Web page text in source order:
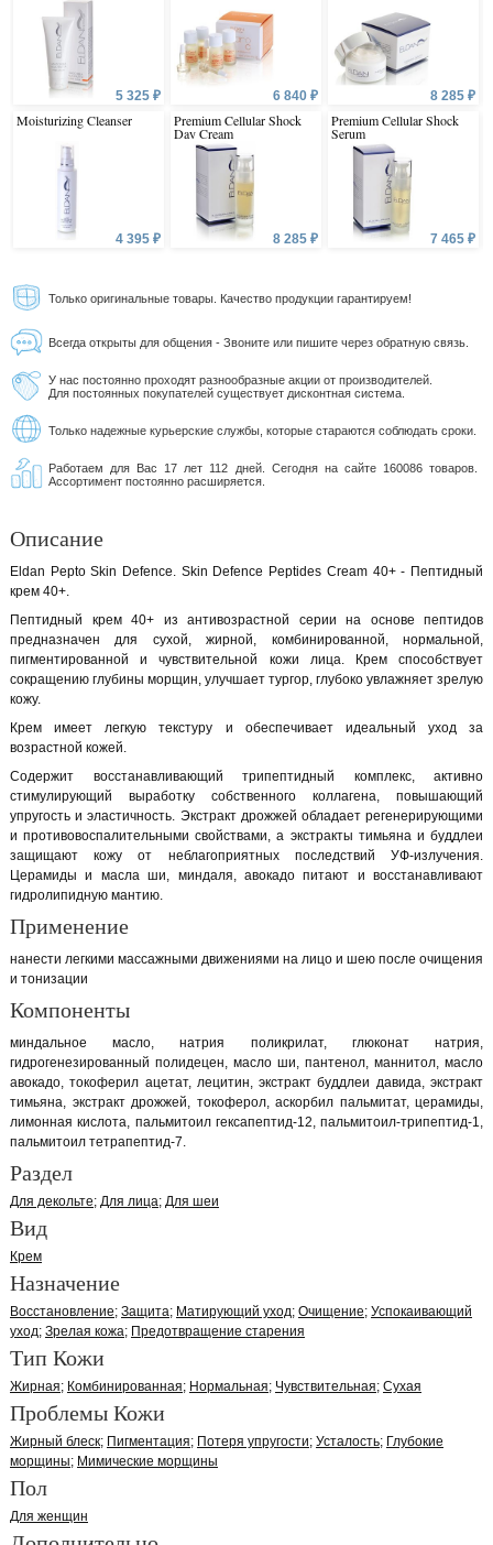
5 325 ₽
Moisturizing Cleanser
4 395 ₽
6 840 ₽
Premium Cellular Shock
Day Cream
8 285 ₽
8 285 ₽
Premium Cellular Shock
Serum
7 465 ₽
Только оригинальные товары. Качество продукции гарантируем!
Всегда открыты для общения - Звоните или пишите через обратную связь.
У нас постоянно проходят разнообразные акции от производителей.
Для постоянных покупателей существует дисконтная система.
Только надежные курьерские службы, которые стараются соблюдать сроки.
Работаем для Вас 17 лет 112 дней. Сегодня на сайте 160086 товаров.
Ассортимент постоянно расширяется.
Описание
Eldan Pepto Skin Defence. Skin Defence Peptides Cream 40+ - Пептидный
крем 40+.
Пептидный крем 40+ из антивозрастной серии на основе пептидов
предназначен для сухой, жирной, комбинированной, нормальной,
пигментированной и чувствительной кожи лица. Крем способствует
сокращению глубины морщин, улучшает тургор, глубоко увлажняет зрелую
кожу.
Крем имеет легкую текстуру и обеспечивает идеальный уход за
возрастной кожей.
Содержит восстанавливающий трипептидный комплекс, активно
стимулирующий выработку собственного коллагена, повышающий
упругость и эластичность. Экстракт дрожжей обладает регенерирующими
и противовоспалительными свойствами, а экстракты тимьяна и буддлеи
защищают кожу от неблагоприятных последствий УФ-излучения.
Церамиды и масла ши, миндаля, авокадо питают и восстанавливают
гидролипидную мантию.
Применение
нанести легкими массажными движениями на лицо и шею после очищения
и тонизации
Компоненты
миндальное масло, натрия поликрилат, глюконат натрия,
гидрогенезированный полидецен, масло ши, пантенол, маннитол, масло
авокадо, токоферил ацетат, лецитин, экстракт буддлеи давида, экстракт
тимьяна, экстракт дрожжей, токоферол, аскорбил пальмитат, церамиды,
лимонная кислота, пальмитоил гексапептид-12, пальмитоил-трипептид-1,
пальмитоил тетрапептид-7.
Раздел
Для декольте Для лица Для шеи
Вид
Крем
Назначение
Восстановление Защита Матирующий уход Очищение Успокаивающий
уход Зрелая кожа Предотвращение старения
Тип Кожи
Жирная Комбинированная Нормальная Чувствительная Сухая
Проблемы Кожи
Жирный блеск Пигментация Потеря упругости Усталость Глубокие
морщины
Мимические морщины
Пол
Для женщин